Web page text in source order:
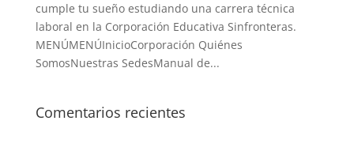
cumple tu sueño estudiando una carrera técnica
laboral en la Corporación Educativa Sinfronteras.
MENÚMENÚInicioCorporación Quiénes
SomosNuestras SedesManual de...
Comentarios recientes